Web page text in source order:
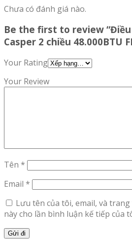
Chưa có đánh giá nào.
Be the first to review
Casper 2 chiều 48.000BTU
Your Rating
Your Review
Tên *
Email *
Lưu tên của tôi, email, và
này cho lần bình luận kế tiếp của